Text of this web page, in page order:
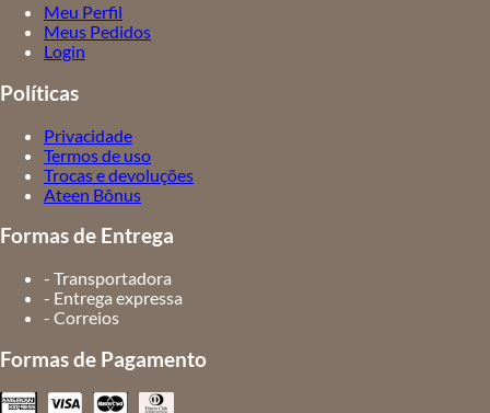
Meu Perfil
Meus Pedidos
Login
Políticas
Privacidade
Termos de uso
Trocas e devoluções
Ateen Bônus
Formas de Entrega
- Transportadora
- Entrega expressa
- Correios
Formas de Pagamento